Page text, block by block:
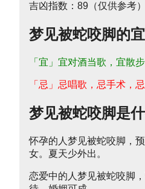
吉凶指数：89（仅供参考）
梦见被蛇咬脚的
「宜」宜对酒当歌，宜散
「忌」忌唱歌，忌手术，
梦见被蛇咬脚是
怀孕的人梦见被蛇咬脚，
女。夏天少外出。
恋爱中的人梦见被蛇咬脚